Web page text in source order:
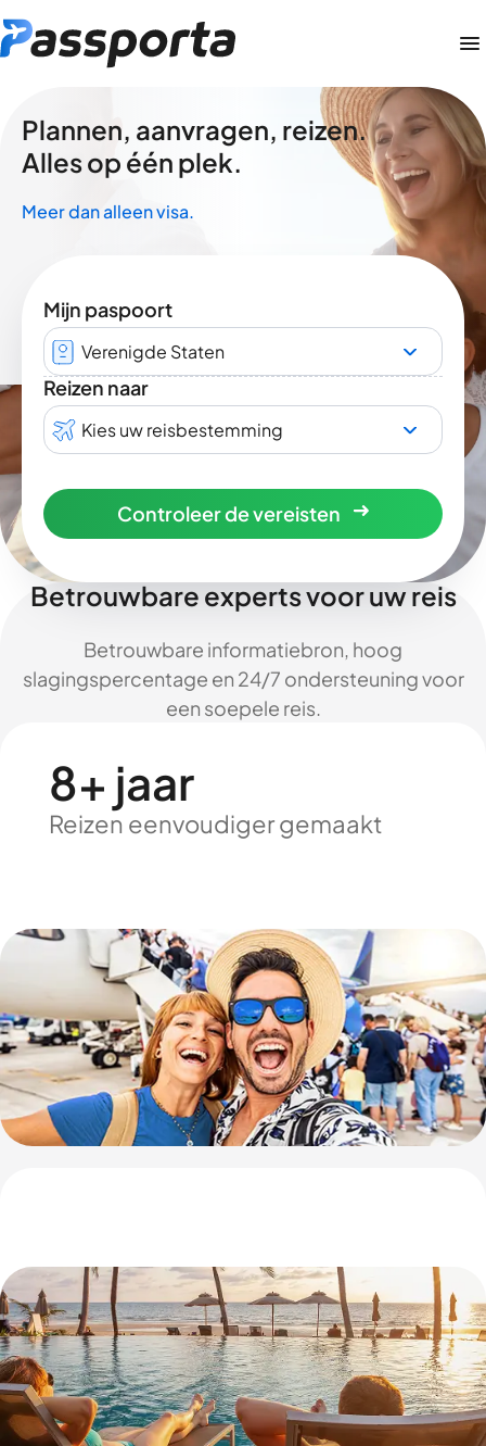
Plannen, aanvragen, reizen.
Alles op één plek.
Meer dan alleen visa.
Mijn paspoort
Verenigde Staten
Reizen naar
Kies uw reisbestemming
Controleer de vereisten
Betrouwbare experts voor uw reis
Betrouwbare informatiebron, hoog
slagingspercentage en 24/7 ondersteuning voor
een soepele reis.
8+ jaar
Reizen eenvoudiger gemaakt